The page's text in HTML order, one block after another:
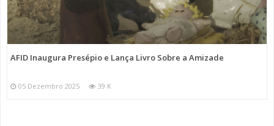
AFID Inaugura Presépio e Lança Livro Sobre a Amizade
05 Dezembro 2025 39 K